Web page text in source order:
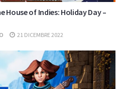
House of Indies: Holiday Day –
21 DICEMBRE 2022